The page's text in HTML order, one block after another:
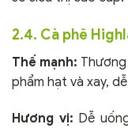
2.4. Cà phê
Thế mạnh:
phẩm hạt và xay,
Hương vị: Dễ